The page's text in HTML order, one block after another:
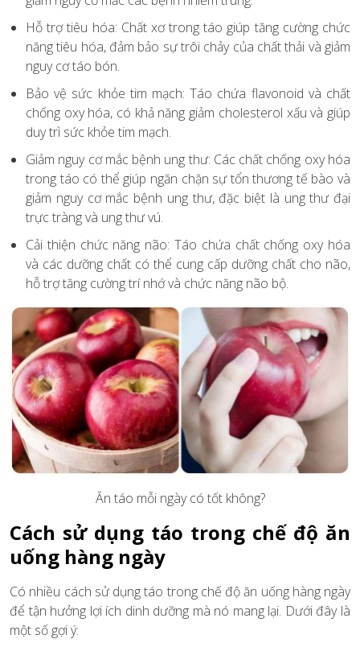
Hỗ trợ tiêu hóa: Chất xơ trong táo giúp tăng cường chức
năng tiêu hóa, đảm bảo sự trôi chảy của chất thải và giảm
nguy cơ táo bón.
Bảo vệ sức khỏe tim mạch: Táo chứa flavonoid và chất
chống oxy hóa, có khả năng giảm cholesterol xấu và giúp
duy trì sức khỏe tim mạch.
Giảm nguy cơ mắc bệnh ung thư: Các chất chống oxy hóa
trong táo có thể giúp ngăn chặn sự tổn thương tế bào và
giảm nguy cơ mắc bệnh ung thư, đặc biệt là ung thư đại
trực tràng và ung thư vú.
Cải thiện chức năng não: Táo chứa chất chống oxy hóa
và các dưỡng chất có thể cung cấp dưỡng chất cho não,
hỗ trợ tăng cường trí nhớ và chức năng não bộ.
Ăn táo mỗi ngày có tốt không?
Cách sử dụng táo trong chế độ ăn
uống hàng ngày
Có nhiều cách sử dụng táo trong chế độ ăn uống hàng ngày
để tận hưởng lợi ích dinh dưỡng mà nó mang lại. Dưới đây là
một số gợi ý: